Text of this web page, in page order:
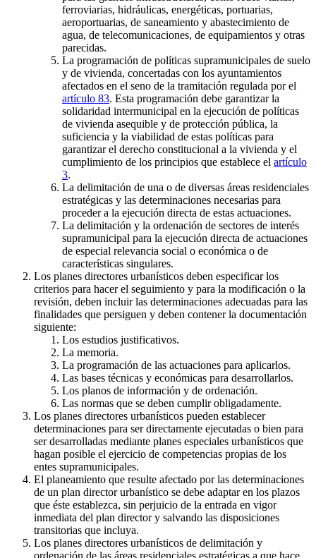
ferroviarias, hidráulicas, energéticas, portuarias,
aeroportuarias, de saneamiento y abastecimiento de
agua, de telecomunicaciones, de equipamientos y otras
parecidas.
La programación de políticas supramunicipales de suelo
y de vivienda, concertadas con los ayuntamientos
afectados en el seno de la tramitación regulada por el
artículo 83. Esta programación debe garantizar la
solidaridad intermunicipal en la ejecución de políticas
de vivienda asequible y de protección pública, la
suficiencia y la viabilidad de estas políticas para
garantizar el derecho constitucional a la vivienda y el
cumplimiento de los principios que establece el artículo
3.
La delimitación de una o de diversas áreas residenciales
estratégicas y las determinaciones necesarias para
proceder a la ejecución directa de estas actuaciones.
La delimitación y la ordenación de sectores de interés
supramunicipal para la ejecución directa de actuaciones
de especial relevancia social o económica o de
características singulares.
Los planes directores urbanísticos deben especificar los
criterios para hacer el seguimiento y para la modificación o la
revisión, deben incluir las determinaciones adecuadas para las
finalidades que persiguen y deben contener la documentación
siguiente:
Los estudios justificativos.
La memoria.
La programación de las actuaciones para aplicarlos.
Las bases técnicas y económicas para desarrollarlos.
Los planos de información y de ordenación.
Las normas que se deben cumplir obligadamente.
Los planes directores urbanísticos pueden establecer
determinaciones para ser directamente ejecutadas o bien para
ser desarrolladas mediante planes especiales urbanísticos que
hagan posible el ejercicio de competencias propias de los
entes supramunicipales.
El planeamiento que resulte afectado por las determinaciones
de un plan director urbanístico se debe adaptar en los plazos
que éste establezca, sin perjuicio de la entrada en vigor
inmediata del plan director y salvando las disposiciones
transitorias que incluya.
Los planes directores urbanísticos de delimitación y
ordenación de las áreas residenciales estratégicas a que hace